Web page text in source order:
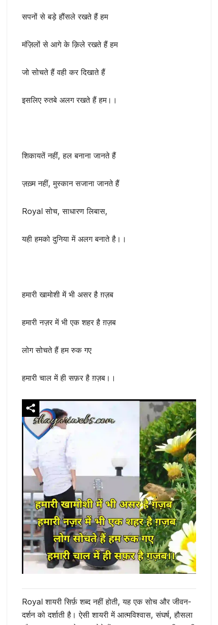
सपनों से बड़े हौंसले रखते हैं हम
मंज़िलों से आगे के क़िले रखते हैं हम
जो सोचते हैं वही कर दिखाते हैं
इसलिए रुतबे अलग रखते हैं हम।।
शिकायतें नहीं, हल बनाना जानते हैं
ज़ख़्म नहीं, मुस्कान सजाना जानते हैं
Royal सोच, साधारण लिबास,
यही हमको दुनिया में अलग बनाते है।।
हमारी खामोशी में भी असर है ग़ज़ब
हमारी नज़र में भी एक शहर है ग़ज़ब
लोग सोचते हैं हम रुक गए
हमारी चाल में ही सफ़र है ग़ज़ब।।
Royal शायरी सिर्फ़ शब्द नहीं होती, यह एक सोच और जीवन-
दर्शन को दर्शाती है। ऐसी शायरी में आत्मविश्वास, संघर्ष, हौसला